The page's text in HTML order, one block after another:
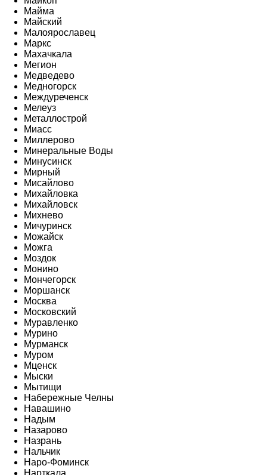
Майма
Майский
Малоярославец
Маркс
Махачкала
Мегион
Медведево
Медногорск
Междуреченск
Мелеуз
Металлострой
Миасс
Миллерово
Минеральные Воды
Минусинск
Мирный
Мисайлово
Михайловка
Михайловск
Михнево
Мичуринск
Можайск
Можга
Моздок
Монино
Мончегорск
Моршанск
Москва
Московский
Муравленко
Мурино
Мурманск
Муром
Мценск
Мыски
Мытищи
Набережные Челны
Навашино
Надым
Назарово
Назрань
Нальчик
Наро-Фоминск
Нарткала